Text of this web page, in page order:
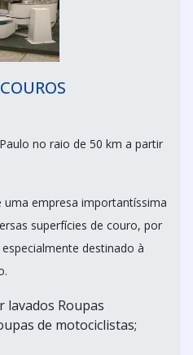
no raio de 50 km a partir
uma empresa importantíssima
superfícies de couro, por
destinado à
lavados Roupas
de motociclistas;